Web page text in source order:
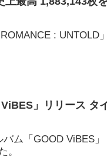
最高 1,883,143枚を
: UNTOLD」
」リリース タイ
ム「GOOD ViBES」
。